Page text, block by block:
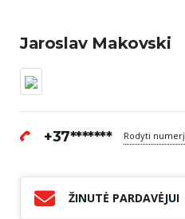
Jaroslav Makovski
+37******* Rodyti numerį
ŽINUTĖ PARDAVĖJUI